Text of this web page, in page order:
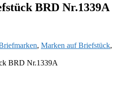
BRD Nr.1339A
, Marken auf Briefstück,
BRD Nr.1339A